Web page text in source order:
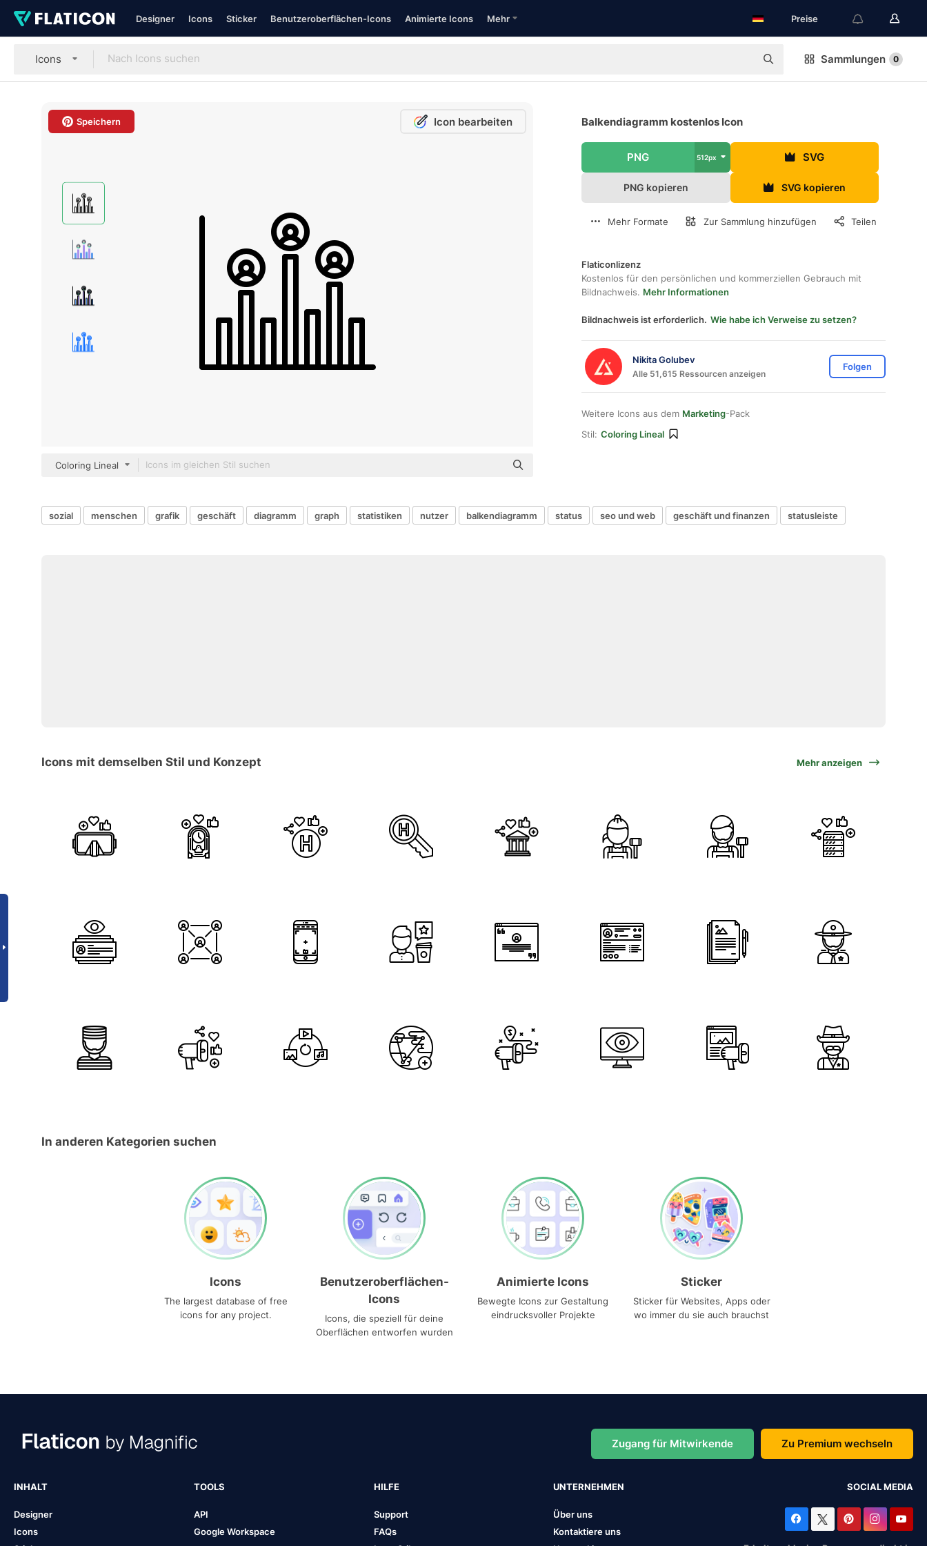
Designer Icons Sticker Benutzeroberflächen-Icons Animierte Icons Mehr Preise
Icons Sammlungen 0
Speichern Icon bearbeiten
Coloring Lineal
Balkendiagramm kostenlos Icon
PNG 512px SVG
PNG kopieren SVG kopieren
Mehr Formate Zur Sammlung hinzufügen Teilen
Flaticonlizenz
Kostenlos für den persönlichen und kommerziellen Gebrauch mit
Bildnachweis. Mehr Informationen
Bildnachweis ist erforderlich. Wie habe ich Verweise zu setzen?
Nikita Golubev
Alle 51,615 Ressourcen anzeigen
Folgen
Weitere Icons aus dem Marketing-Pack
Stil: Coloring Lineal
sozial menschen grafik geschäft diagramm graph statistiken nutzer balkendiagramm status seo und web geschäft und finanzen statusleiste
Icons mit demselben Stil und Konzept Mehr anzeigen
In anderen Kategorien suchen
Icons
The largest database of free
icons for any project.
Benutzeroberflächen-
Icons
Icons, die speziell für deine
Oberflächen entworfen wurden
Animierte Icons
Bewegte Icons zur Gestaltung
eindrucksvoller Projekte
Sticker
Sticker für Websites, Apps oder
wo immer du sie auch brauchst
Zugang für Mitwirkende Zu Premium wechseln
INHALT
Designer
Icons
TOOLS
API
Google Workspace
HILFE
Support
FAQs
UNTERNEHMEN
Über uns
Kontaktiere uns
SOCIAL MEDIA